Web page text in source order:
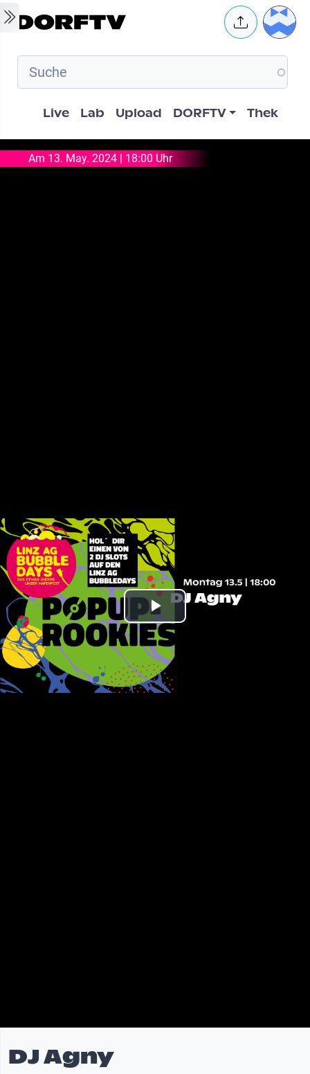
Skip to main content User
Hauptnavigation
Live Lab Upload DORFTV Thek
Am 13. May. 2024 | 18:00 Uhr
Play
Video
DJ Agny